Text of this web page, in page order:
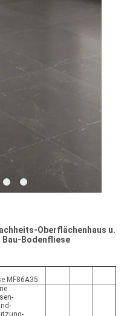
Oberflächenhaus u.
Bau-Bodenfliese
MF86A35